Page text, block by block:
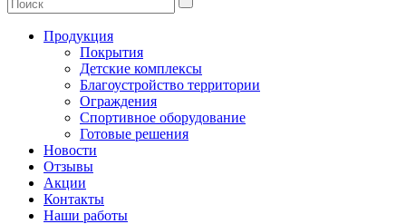
Продукция
Покрытия
Детские комплексы
Благоустройство территории
Ограждения
Спортивное оборудование
Готовые решения
Новости
Отзывы
Акции
Контакты
Наши работы